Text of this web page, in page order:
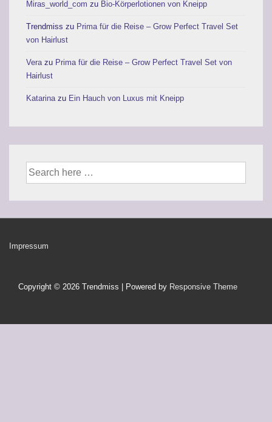
Miras_world_com zu Bio-Körperlotionen von Kneipp
Trendmiss zu Prima für die Reise – Grow Perfect Travel Set
von Hairlust
Verazu Prima für die Reise – Grow Perfect Travel Set von
Hairlust
Katarinazu Ein Hauch von Luxus mit Kneipp
Suche
nach:
Footer-
Impressum
Copyright © 2026 Trendmiss | Powered by Responsive Theme